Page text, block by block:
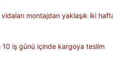
montajdan yaklaşık iki
10 iş günü içinde kargoya teslim